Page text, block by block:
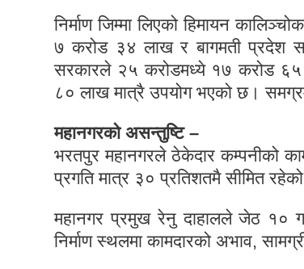
निर्माण जिम्मा लिएको हिमायन
७ करोड ३४ लाख र बागमती प्रदेश
सरकारले २५ करोडमध्ये १७ करोड
८० लाख मात्रै उपयोग भएको छ।
महानगरको असन्तुष्टि –
भरतपुर महानगरले ठेकेदार कम्पनीको
प्रगति मात्र ३० प्रतिशतमै सीमित
महानगर प्रमुख रेनु दाहालले जेठ १०
निर्माण स्थलमा कामदारको अभाव,